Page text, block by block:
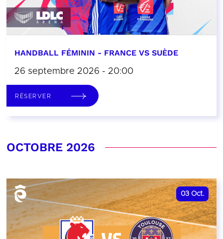
HANDBALL FÉMININ - FRANCE VS SUÈDE
26 septembre 2026 - 20:00
RÉSERVER
OCTOBRE 2026
03 Oct.